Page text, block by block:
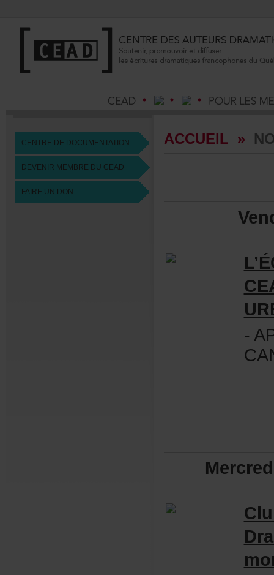
CENTREDEDOCUMENTATION
DEVENIRMEMBREDUCEAD
FAIREUNDON
ACCUEIL »
-